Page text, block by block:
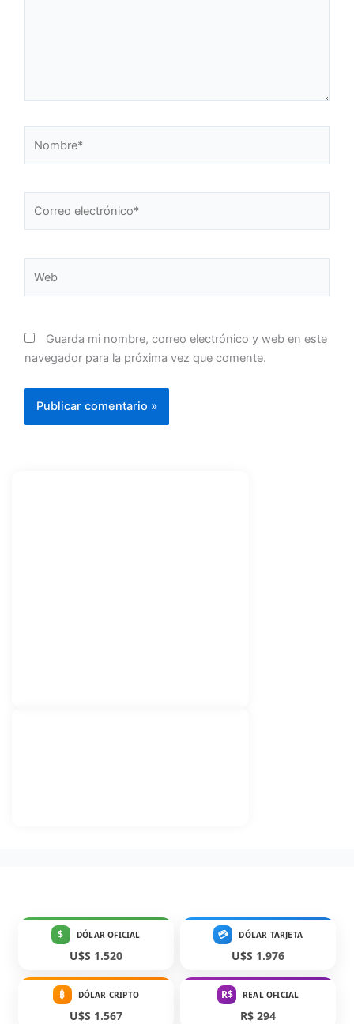
Guarda mi nombre, correo electrónico y web en este
navegador para la próxima vez que comente.
$ DÓLAR OFICIAL
U$S 1.520
💳 DÓLAR TARJETA
U$S 1.976
₿ DÓLAR CRIPTO
U$S 1.567
R$ REAL OFICIAL
R$ 294